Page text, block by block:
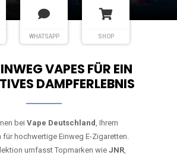
WHATSAPP SHOP
VAPES FÜR EIN
DAMPFERLEBNIS
bei Vape Deutschland, Ihrem
für hochwertige Einweg E-Zigaretten.
umfasst Topmarken wie JNR,